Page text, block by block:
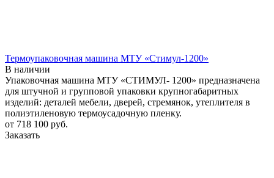
Термоупаковочная машина МТУ «Стимул-1200»
В наличии
Упаковочная машина МТУ «СТИМУЛ- 1200» предназначена
для штучной и групповой упаковки крупногабаритных
изделий: деталей мебели, дверей, стремянок, утеплителя в
полиэтиленовую термоусадочную пленку.
от 718 100 руб.
Заказать